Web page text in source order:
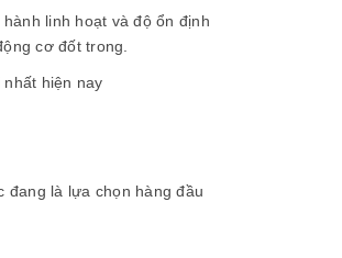
linh hoạt và độ ổn định
cơ đốt trong.
hiện nay
đang là lựa chọn hàng đầu